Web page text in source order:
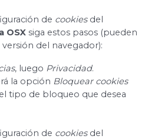
de cookiesdel
OSX siga estos pasos (pueden
del navegador):
, luego Privacidad.
la opción Bloquear cookies
tipo de bloqueo que desea
de cookiesdel